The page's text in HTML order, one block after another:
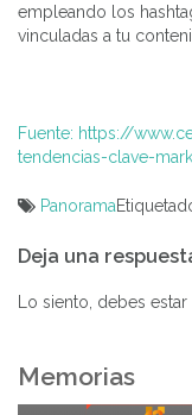
empleando los
vinculadas a tu
Fuente: https://
tendencias-clave-
Panorama
de
entradas
Deja una
Lo siento, debes estar
Memorias